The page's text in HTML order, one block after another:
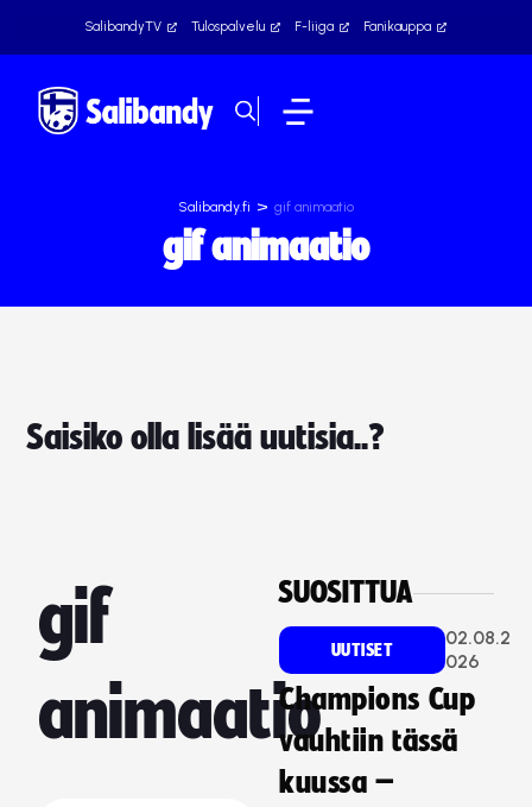
SalibandyTV Tulospalvelu F-liiga Fanikauppa
Salibandy.fi > gif animaatio
gif animaatio
Saisiko olla lisää uutisia..?
gif
animaatio
SUOSITTUA
UUTISET
02.08.2
026
Champions Cup
vauhtiin tässä
kuussa –